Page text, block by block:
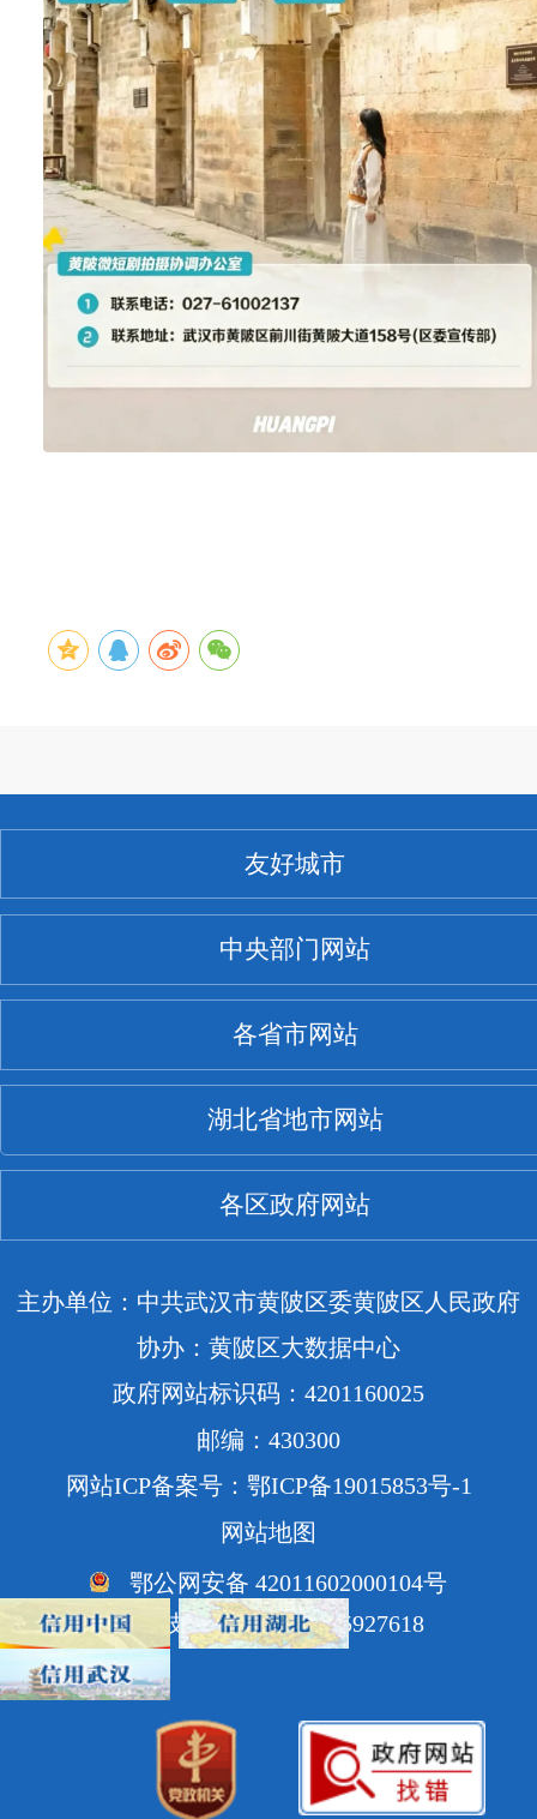
友好城市
中央部门网站
各省市网站
湖北省地市网站
各区政府网站
主办单位：中共武汉市黄陂区委黄陂区人民政府
协办：黄陂区大数据中心
政府网站标识码：4201160025
邮编：430300
网站ICP备案号：鄂ICP备19015853号-1
网站地图
鄂公网安备 42011602000104号
网站技术支持电话：85927618